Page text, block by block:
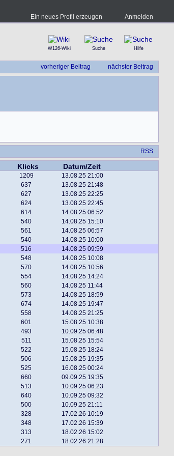
Ein neues Profil erzeugen Anmelden
W126-Wiki Suche Hilfe
vorheriger Beitrag nächster Beitrag
RSS
Klicks
Datum/Zeit
1209 13.08.25 21:00
637 13.08.25 21:48
627 13.08.25 22:25
624 13.08.25 22:45
614 14.08.25 06:52
540 14.08.25 15:10
561 14.08.25 06:57
540 14.08.25 10:00
516 14.08.25 09:59
548 14.08.25 10:08
570 14.08.25 10:56
554 14.08.25 14:24
560 14.08.25 11:44
573 14.08.25 18:59
674 14.08.25 19:47
558 14.08.25 21:25
601 15.08.25 10:38
493 10.09.25 06:48
511 15.08.25 15:54
522 15.08.25 18:24
506 15.08.25 19:35
525 16.08.25 00:24
660 09.09.25 19:35
513 10.09.25 06:23
640 10.09.25 09:32
500 10.09.25 21:11
328 17.02.26 10:19
348 17.02.26 15:39
313 18.02.26 15:02
271 18.02.26 21:28